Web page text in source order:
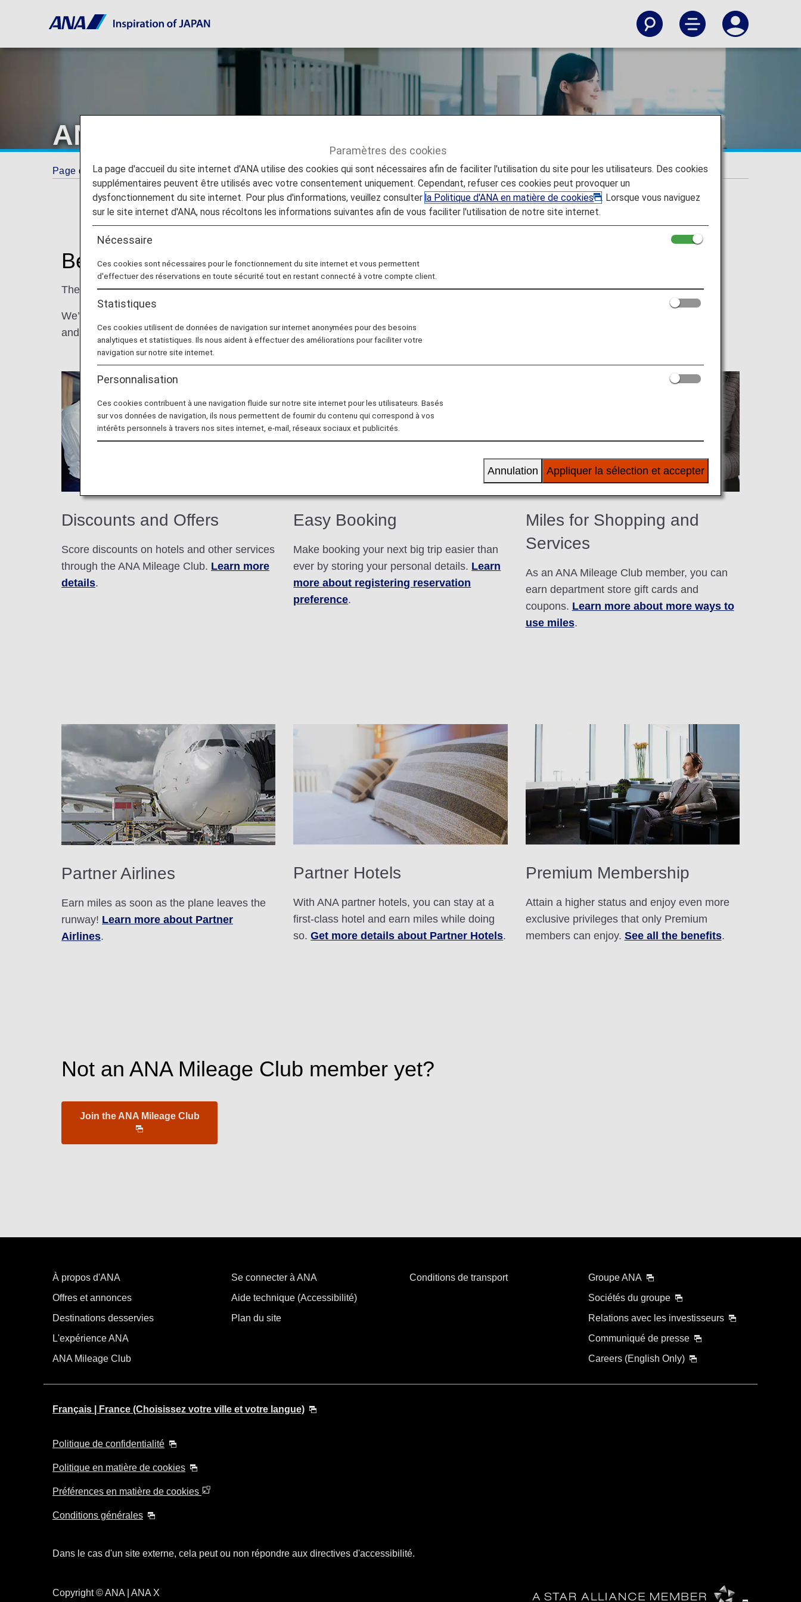
ANA Mileage Club Member Benefits
Page d'accueil ANA Mileage Club AMC Members
Benefits of ANA Mileage Club (AMC) Membership
The more you fly with us, the better it gets!
We’re pleased to offer our ANA Mileage Club members exclusive discounts and offers at participating ANA partner shops, restaurants, spas
and more.
Discounts and Offers
Score discounts on hotels and other services
through the ANA Mileage Club. Learn more
details.
Easy Booking
Make booking your next big trip easier than
ever by storing your personal details. Learn
more about registering reservation
preference.
Miles for Shopping and
Services
As an ANA Mileage Club member, you can
earn department store gift cards and
coupons. Learn more about more ways to
use miles.
Partner Airlines
Earn miles as soon as the plane leaves the
runway! Learn more about Partner
Airlines.
Partner Hotels
With ANA partner hotels, you can stay at a
first-class hotel and earn miles while doing
so.Get more details about Partner Hotels.
Premium Membership
Attain a higher status and enjoy even more
exclusive privileges that only Premium
members can enjoy. See all the benefits.
Not an ANA Mileage Club member yet?
Join the ANA Mileage Club
À propos d'ANA
Offres et annonces
Destinations desservies
L'expérience ANA
ANA Mileage Club
Se connecter à ANA
Aide technique (Accessibilité)
Plan du site
Conditions de transport
Groupe ANA
Sociétés du groupe
Relations avec les investisseurs
Communiqué de presse
Careers (English Only)
Français | France (Choisissez votre ville et votre langue)
Politique de confidentialité
Politique en matière de cookies
Préférences en matière de cookies
Conditions générales
Dans le cas d'un site externe, cela peut ou non répondre aux directives d'accessibilité.
Copyright© ANA | ANA X
Paramètres des cookies
La page d'accueil du site internet d'ANA utilise des cookies qui sont nécessaires afin de faciliter l'utilisation du site pour les utilisateurs. Des cookies
supplémentaires peuvent être utilisés avec votre consentement uniquement. Cependant, refuser ces cookies peut provoquer un
dysfonctionnement du site internet. Pour plus d'informations, veuillez consulterla Politique d'ANA en matière de cookies
. Lorsque vous naviguez
sur le site internet d'ANA, nous récoltons les informations suivantes afin de vous faciliter l'utilisation de notre site internet.
Nécessaire
Ces cookies sont nécessaires pour le fonctionnement du site internet et vous permettent
d'effectuer des réservations en toute sécurité tout en restant connecté à votre compte client.
Statistiques
Ces cookies utilisent de données de navigation sur internet anonymées pour des besoins
analytiques et statistiques. Ils nous aident à effectuer des améliorations pour faciliter votre
navigation sur notre site internet.
Personnalisation
Ces cookies contribuent à une navigation fluide sur notre site internet pour les utilisateurs. Basés
sur vos données de navigation, ils nous permettent de fournir du contenu qui correspond à vos
intérêts personnels à travers nos sites internet, e-mail, réseaux sociaux et publicités.
Appliquer la sélection et accepter
Annulation